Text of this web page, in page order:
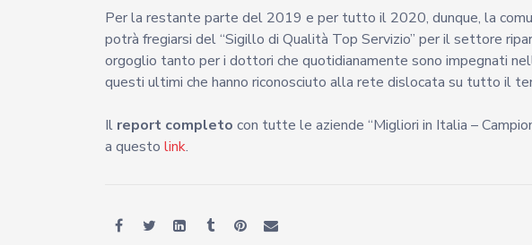
Per la restante parte del 2019 e per tutto il 2020, dunque, la
potrà fregiarsi del “Sigillo di Qualità Top Servizio” per il settore
orgoglio tanto per i dottori che quotidianamente sono impegnati
questi ultimi che hanno riconosciuto alla rete dislocata su tutto il
Il report completo con tutte le aziende “Migliori in Italia –
a questo link.